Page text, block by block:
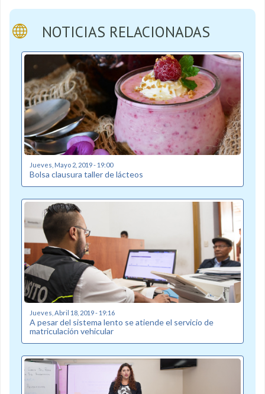
NOTICIAS RELACIONADAS
Jueves, Mayo 2, 2019 - 19:00
Bolsa clausura taller de lácteos
Jueves, Abril 18, 2019 - 19:16
A pesar del sistema lento se atiende el servicio de
matriculación vehicular